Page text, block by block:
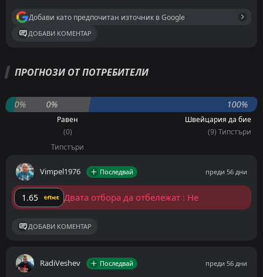
Добави като предпочитан източник в Google
ДОБАВИ КОМЕНТАР
ПРОГНОЗИ ОТ ПОТРЕБИТЕЛИ
0% 0% 100%
Равен
(0)
Типстъри
Швейцария да бие
(9) Типстъри
Vimpel1976 Последвай преди 56 дни
1.65 Двата отбора да отбележат : Не
ДОБАВИ КОМЕНТАР
RadiVeshev Последвай преди 56 дни